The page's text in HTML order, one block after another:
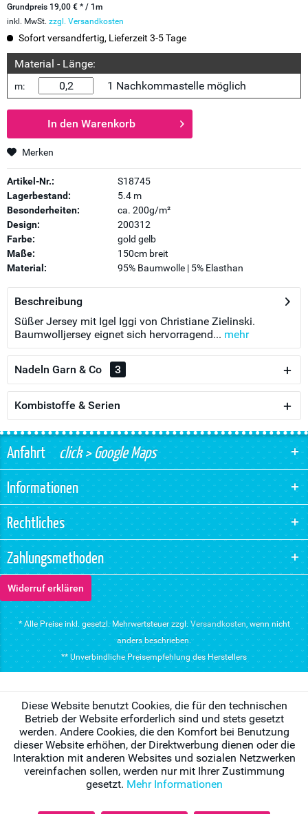
Grundpreis 19,00 € * / 1m
inkl. MwSt. zzgl. Versandkosten
Sofort versandfertig, Lieferzeit 3-5 Tage
Material - Länge:
m: 1 Nachkommastelle möglich
In den Warenkorb
Merken
Artikel-Nr.:
S18745
Lagerbestand:
5.4 m
Besonderheiten:
ca. 200g/m²
Design:
200312
Farbe:
gold gelb
Maße:
150cm breit
Material:
95% Baumwolle | 5% Elasthan
Beschreibung
Süßer Jersey mit Igel Iggi von Christiane Zielinski.
Baumwolljersey eignet sich hervorragend... mehr
Nadeln Garn & Co 3
Kombistoffe & Serien
Anfahrtclick > Google Maps
Informationen
Rechtliches
Zahlungsmethoden
Widerruf erklären
* Alle Preise inkl. gesetzl. Mehrwertsteuer zzgl. Versandkosten, wenn nicht
anders beschrieben.
** Unverbindliche Preisempfehlung des Herstellers
Diese Website benutzt Cookies, die für den technischen
Betrieb der Website erforderlich sind und stets gesetzt
werden. Andere Cookies, die den Komfort bei Benutzung
dieser Website erhöhen, der Direktwerbung dienen oder die
Interaktion mit anderen Websites und sozialen Netzwerken
vereinfachen sollen, werden nur mit Ihrer Zustimmung
gesetzt. Mehr Informationen